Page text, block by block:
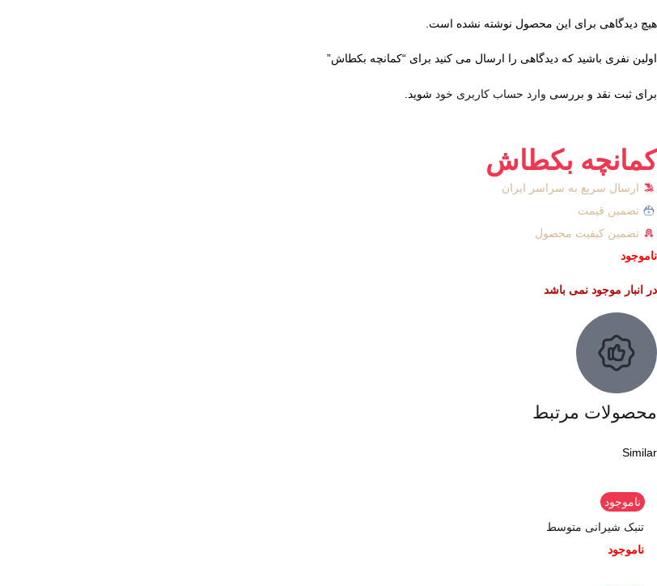
هیچ دیدگاهی برای این محصول نوشته نشده است.
اولین نفری باشید که دیدگاهی را ارسال می کنید برای “کمانچه بکطاش”
برای ثبت نقد و بررسی وارد حساب کاربری خود شوید.
کمانچه بکطاش
ارسال سریع به سراسر ایران
تضمین قیمت
تضمین کیفیت محصول
ناموجود
در انبار موجود نمی باشد
محصولات مرتبط
Similar
ناموجود
تنبک شیرانی متوسط
ناموجود